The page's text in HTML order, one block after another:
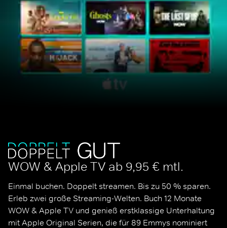
WOW & Apple TV ab 9,95 € mtl.
Einmal buchen. Doppelt streamen. Bis zu 50 % sparen.
Erleb zwei große Streaming-Welten. Buch 12 Monate
WOW & Apple TV und genieß erstklassige Unterhaltung
mit Apple Original Serien, die für 89 Emmys nominiert